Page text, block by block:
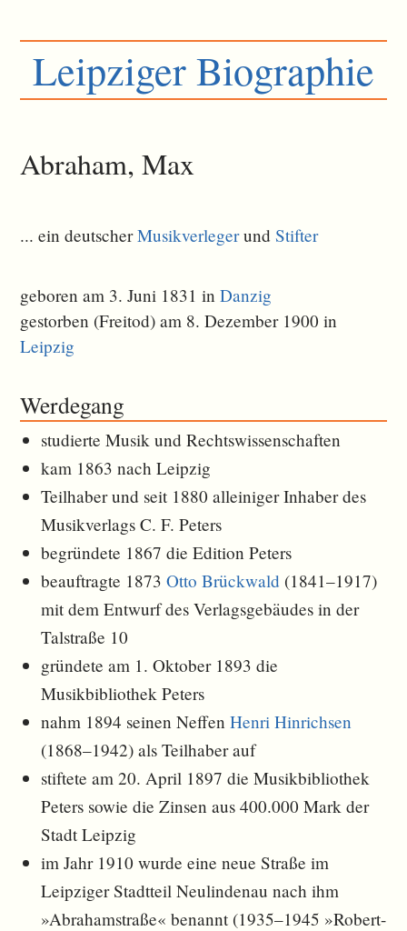
Leipziger Biographie
Abraham, Max
... ein deutscherMusikverlegerundStifter
geboren am 3. Juni 1831 inDanzig
gestorben (Freitod) am 8. Dezember 1900 in
Leipzig
Werdegang
studierte Musik und Rechtswissenschaften
kam 1863 nach Leipzig
Teilhaber und seit 1880 alleiniger Inhaber des
Musikverlags C. F. Peters
begründete 1867 die Edition Peters
beauftragte 1873Otto Brückwald (1841–1917)
mit dem Entwurf des Verlagsgebäudes in der
Talstraße 10
gründete am 1. Oktober 1893 die
Musikbibliothek Peters
nahm 1894 seinen NeffenHenri Hinrichsen
(1868–1942) als Teilhaber auf
stiftete am 20. April 1897 die Musikbibliothek
Peters sowie die Zinsen aus 400.000 Mark der
Stadt Leipzig
im Jahr 1910 wurde eine neue Straße im
Leipziger Stadtteil Neulindenau nach ihm
»Abrahamstraße« benannt (1935–1945 »Robert-